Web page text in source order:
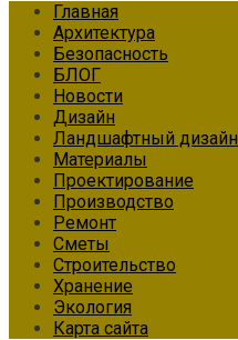
Главная
Архитектура
Безопасность
БЛОГ
Новости
Дизайн
Ландшафтный дизайн
Материалы
Проектирование
Производство
Ремонт
Сметы
Строительство
Хранение
Экология
Карта сайта